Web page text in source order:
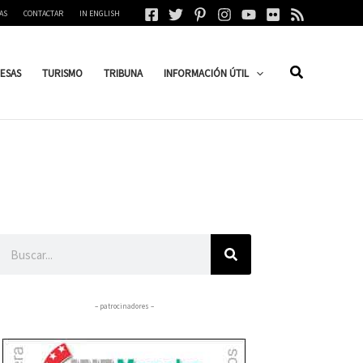
CONTACTAR IN ENGLISH
TURISMO TRIBUNA INFORMACIÓN ÚTIL
– patrocinadores –